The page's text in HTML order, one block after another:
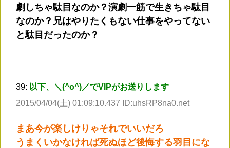
劇しちゃ駄目なのか？演劇一筋で生きちゃ駄目
なのか？兄はやりたくもない仕事をやってない
と駄目だったのか？
39: 以下、＼(^o^)／でVIPがお送りします
2015/04/04(土) 01:09:10.437 ID:uhsRP8na0.net
まあ今が楽しけりゃそれでいいだろ
うまくいかなければ死ぬほど後悔する羽目にな